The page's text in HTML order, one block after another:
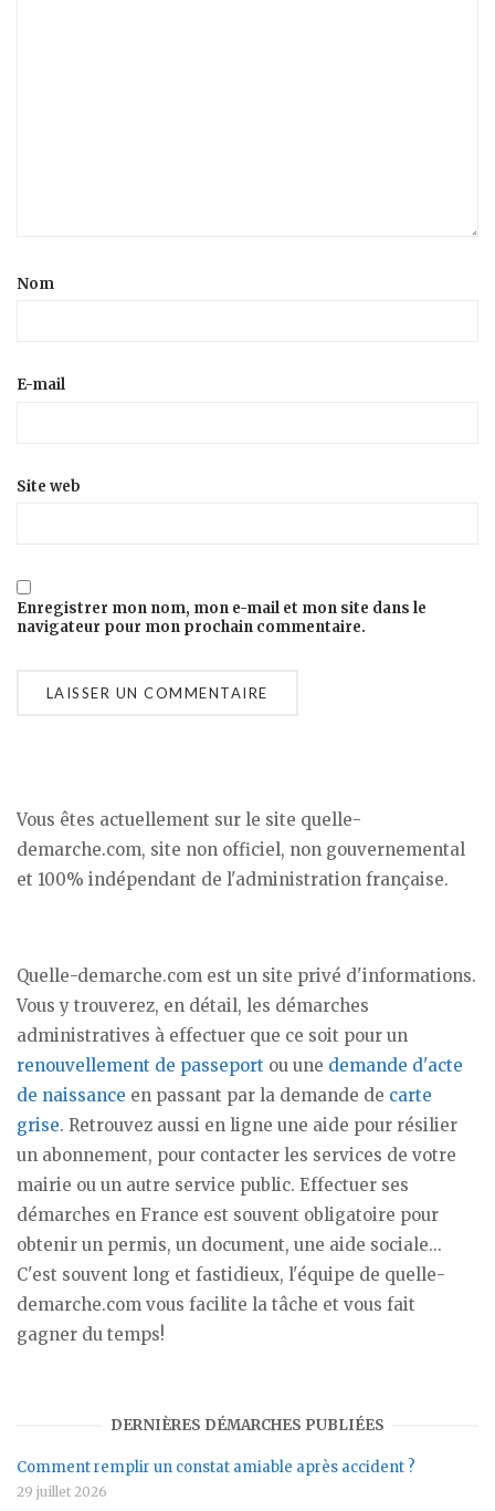
Nom
E-mail
Site web
Enregistrer mon nom, mon e-mail et mon site dans le
navigateur pour mon prochain commentaire.
Vous êtes actuellement sur le site quelle-
demarche.com, site non officiel, non gouvernemental
et 100% indépendant de l'administration française.
Quelle-demarche.com est un site privé d'informations.
Vous y trouverez, en détail, les démarches
administratives à effectuer que ce soit pour un
renouvellement de passeport ou une demande d'acte
de naissance en passant par la demande de carte
grise. Retrouvez aussi en ligne une aide pour résilier
un abonnement, pour contacter les services de votre
mairie ou un autre service public. Effectuer ses
démarches en France est souvent obligatoire pour
obtenir un permis, un document, une aide sociale...
C'est souvent long et fastidieux, l'équipe de quelle-
demarche.com vous facilite la tâche et vous fait
gagner du temps!
DERNIÈRES DÉMARCHES PUBLIÉES
Comment remplir un constat amiable après accident ?
29 juillet 2026